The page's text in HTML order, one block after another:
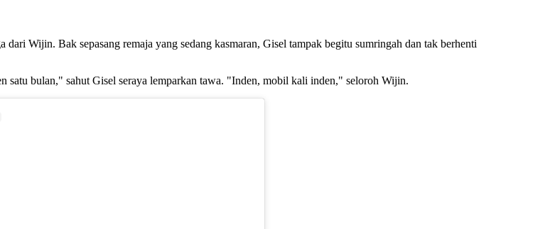
Wijin. Bak sepasang remaja yang sedang kasmaran, Gisel tampak begitu sumringah dan tak berhenti
bulan," sahut Gisel seraya lemparkan tawa. "Inden, mobil kali inden," seloroh Wijin.